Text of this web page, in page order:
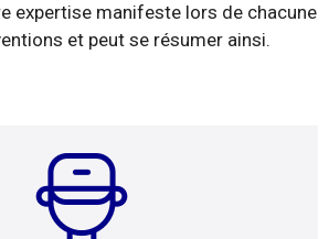
expertise manifeste lors de chacune
et peut se résumer ainsi.